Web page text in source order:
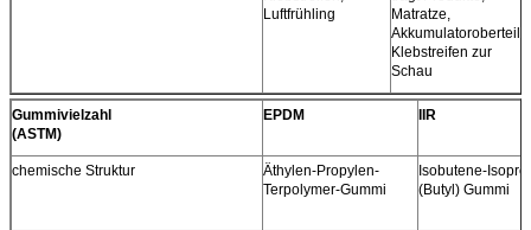
Luftfrühling
Matratze,
Akkumulatoroberteil,
Klebstreifen zur
Schau
Gummivielzahl
(ASTM)
EPDM IIR
chemische Struktur
Äthylen-Propylen-
Terpolymer-Gummi
Isobutene-
(Butyl) Gummi